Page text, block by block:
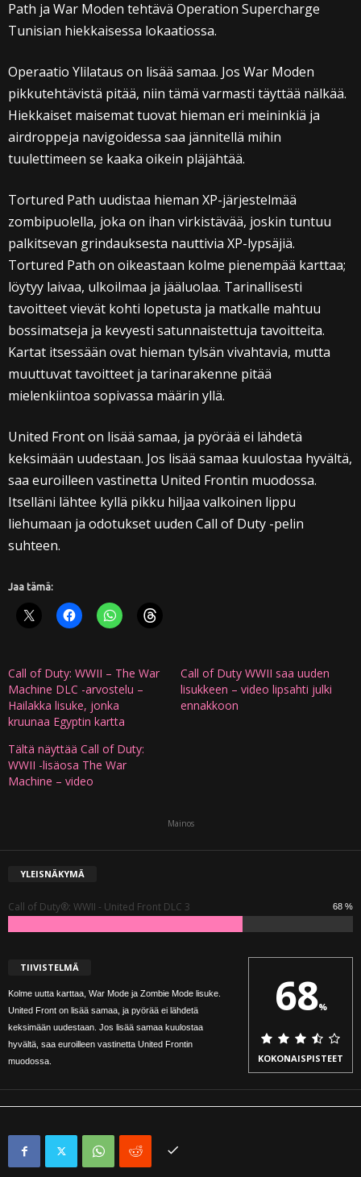
Path ja War Moden tehtävä Operation Supercharge
Tunisian hiekkaisessa lokaatiossa.
Operaatio Ylilataus on lisää samaa. Jos War Moden
pikkutehtävistä pitää, niin tämä varmasti täyttää nälkää.
Hiekkaiset maisemat tuovat hieman eri meininkiä ja
airdroppeja navigoidessa saa jännitellä mihin
tuulettimeen se kaaka oikein pläjähtää.
Tortured Path uudistaa hieman XP-järjestelmää
zombipuolella, joka on ihan virkistävää, joskin tuntuu
palkitsevan grindauksesta nauttivia XP-lypsäjiä.
Tortured Path on oikeastaan kolme pienempää karttaa;
löytyy laivaa, ulkoilmaa ja jääluolaa. Tarinallisesti
tavoitteet vievät kohti lopetusta ja matkalle mahtuu
bossimatseja ja kevyesti satunnaistettuja tavoitteita.
Kartat itsessään ovat hieman tylsän vivahtavia, mutta
muuttuvat tavoitteet ja tarinarakenne pitää
mielenkiintoa sopivassa määrin yllä.
United Front on lisää samaa, ja pyörää ei lähdetä
keksimään uudestaan. Jos lisää samaa kuulostaa hyvältä,
saa euroilleen vastinetta United Frontin muodossa.
Itselläni lähtee kyllä pikku hiljaa valkoinen lippu
liehumaan ja odotukset uuden Call of Duty -pelin
suhteen.
Jaa tämä:
Call of Duty: WWII – The War
Machine DLC -arvostelu –
Hailakka lisuke, jonka
kruunaa Egyptin kartta
Call of Duty WWII saa uuden
lisukkeen – video lipsahti julki
ennakkoon
Tältä näyttää Call of Duty:
WWII -lisäosa The War
Machine – video
Mainos
YLEISNÄKYMÄ
Call of Duty®: WWII - United Front DLC 3 68 %
TIIVISTELMÄ
Kolme uutta karttaa, War Mode ja Zombie Mode lisuke.
United Front on lisää samaa, ja pyörää ei lähdetä
keksimään uudestaan. Jos lisää samaa kuulostaa
hyvältä, saa euroilleen vastinetta United Frontin
muodossa.
68%
KOKONAISPISTEET